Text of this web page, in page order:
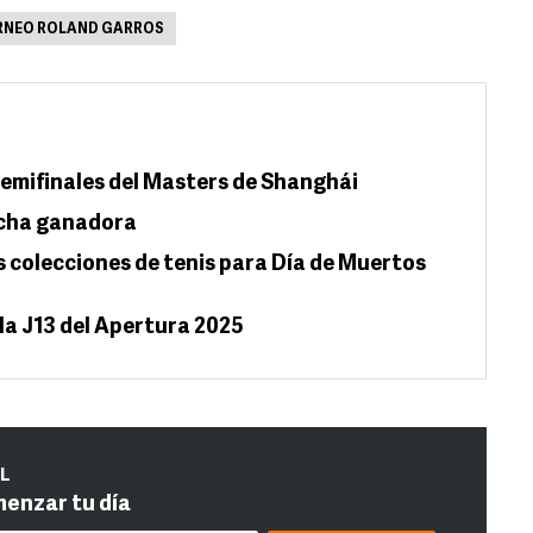
ROLAND GARROS
del Masters de Shanghái
ganadora
colecciones de tenis para Día de Muertos
J13 del Apertura 2025
tu día